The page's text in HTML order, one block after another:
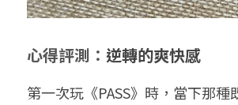
心得評測： 逆轉的爽快感
第一次玩《PASS》時，當下那種